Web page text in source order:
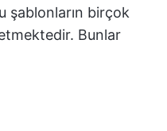
şablonların birçok
Bunlar